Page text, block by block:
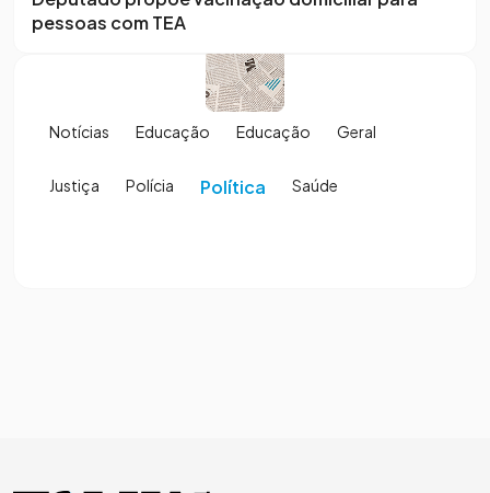
pessoas com TEA
Notícias Educação Educação Geral
Justiça Polícia Política Saúde